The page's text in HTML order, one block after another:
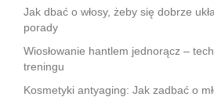
Jak dbać o włosy, żeby się dobrze
porady
Wiosłowanie hantlem jednorącz –
treningu
Kosmetyki antyaging: Jak zadbać o